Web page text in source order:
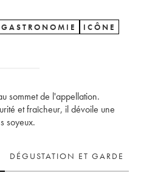
ICÔNE
sommet de l'appellation.
et fraîcheur, il dévoile une
soyeux.
DÉGUSTATION ET GARDE